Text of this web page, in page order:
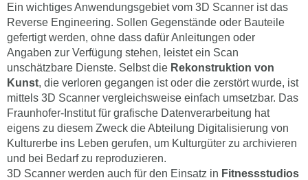
Ein wichtiges Anwendungsgebiet vom 3D Scanner ist das
Reverse Engineering. Sollen Gegenstände oder Bauteile
gefertigt werden, ohne dass dafür Anleitungen oder
Angaben zur Verfügung stehen, leistet ein Scan
unschätzbare Dienste. Selbst die Rekonstruktion von
Kunst, die verloren gegangen ist oder die zerstört wurde, ist
mittels 3D Scanner vergleichsweise einfach umsetzbar. Das
Fraunhofer-Institut für grafische Datenverarbeitung hat
eigens zu diesem Zweck die Abteilung Digitalisierung von
Kulturerbe ins Leben gerufen, um Kulturgüter zu archivieren
und bei Bedarf zu reproduzieren.
3D Scanner werden auch für den Einsatz in Fitnessstudios